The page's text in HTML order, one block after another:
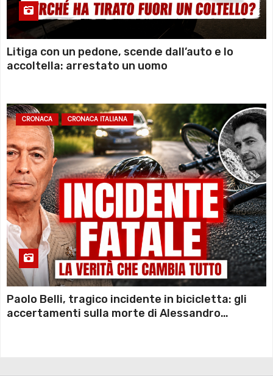
Litiga con un pedone, scende dall’auto e lo
accoltella: arrestato un uomo
CRONACA CRONACA ITALIANA
Paolo Belli, tragico incidente in bicicletta: gli
accertamenti sulla morte di Alessandro